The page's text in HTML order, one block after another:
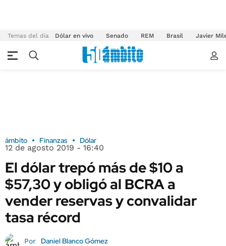
Temas del día Dólar en vivo Senado REM Brasil Javier
ámbito Finanzas Dólar
12 de agosto 2019 - 16:40
El dólar trepó más de $10 a
$57,30 y obligó al BCRA a
vender reservas y convalidar
tasa récord
Por Daniel Blanco Gómez